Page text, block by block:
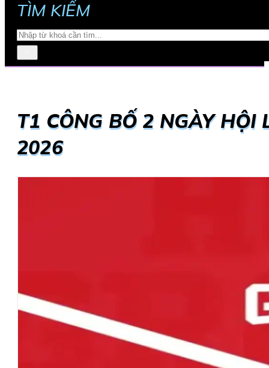
TÌM KIẾM
Search
T1 CÔNG BỐ 2 NGÀY
2026